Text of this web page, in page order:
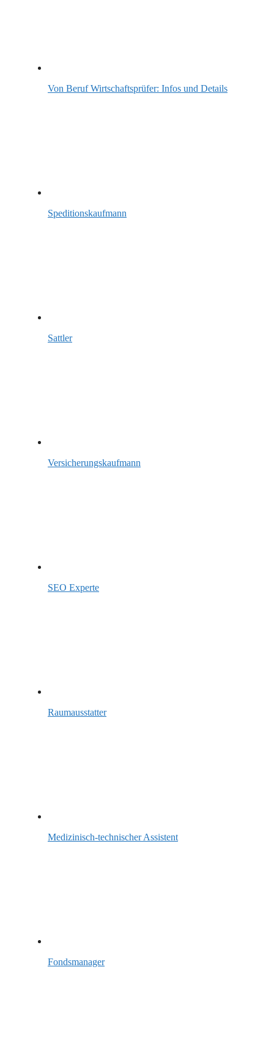
Von Beruf Wirtschaftsprüfer: Infos und Details
Speditionskaufmann
Sattler
Versicherungskaufmann
SEO Experte
Raumausstatter
Medizinisch-technischer Assistent
Fondsmanager